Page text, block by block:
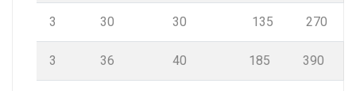
3 30 30 135 270
3 36 40 185 390